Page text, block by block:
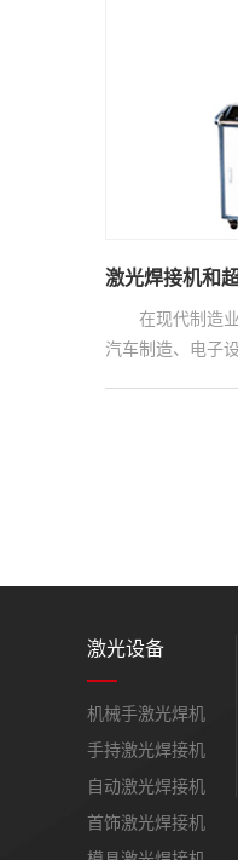
在现代制造
汽车制造、电子
激光设备
机械手激光焊机
手持激光焊接机
自动激光焊接机
首饰激光焊接机